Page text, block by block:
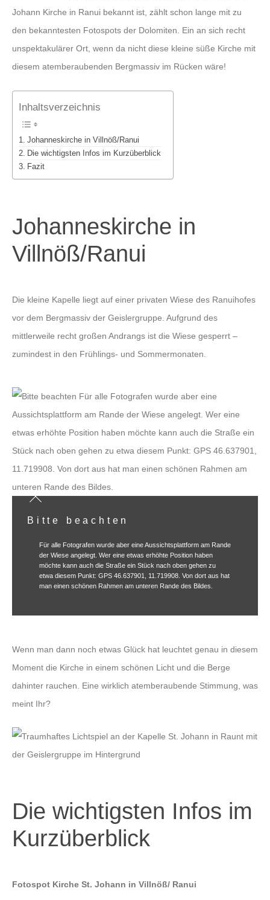
Johann Kirche in Ranui bekannt ist, zählt schon lange mit zu
den bekanntesten Fotospots der Dolomiten. Ein an sich recht
unspektakulärer Ort, wenn da nicht diese kleine süße Kirche mit
diesem atemberaubenden Bergmassiv im Rücken wäre!
Inhaltsverzeichnis
Johanneskirche in Villnöß/Ranui
Die wichtigsten Infos im Kurzüberblick
Fazit
Johanneskirche in
Villnöß/Ranui
Die kleine Kapelle liegt auf einer privaten Wiese des Ranuihofes
vor dem Bergmassiv der Geislergruppe. Aufgrund des
mittlerweile recht großen Andrangs ist die Wiese gesperrt –
zumindest in den Frühlings- und Sommermonaten.
Bitte beachten
Für alle Fotografen wurde aber eine Aussichtsplattform am Rande
der Wiese angelegt. Wer eine etwas erhöhte Position haben
möchte kann auch die Straße ein Stück nach oben gehen zu
etwa diesem Punkt: GPS 46.637901, 11.719908. Von dort aus hat
man einen schönen Rahmen am unteren Rande des Bildes.
Wenn man dann noch etwas Glück hat leuchtet genau in diesem
Moment die Kirche in einem schönen Licht und die Berge
dahinter rauchen. Eine wirklich atemberaubende Stimmung, was
meint Ihr?
Die wichtigsten Infos im
Kurzüberblick
Fotospot Kirche St. Johann in Villnöß/ Ranui